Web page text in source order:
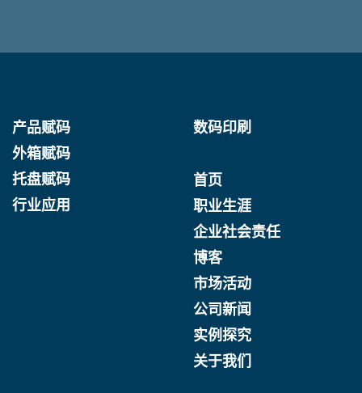
产品赋码
外箱赋码
托盘赋码
行业应用
数码印刷
首页
职业生涯
企业社会责任
博客
市场活动
公司新闻
实例探究
关于我们